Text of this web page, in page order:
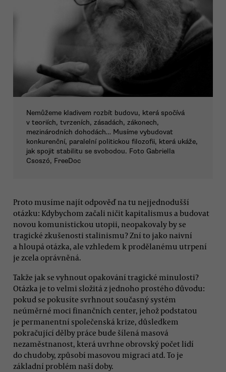
Nemůžeme kladivem rozbít budovu, která spočívá
v teoriích, tvrzeních, zásadách, zákonech,
mezinárodních dohodách… Musíme vybudovat
konkurenční, paralelní politickou filozofii, která ukáže,
jak spojit stabilitu se svobodou. Foto Gabriella
Csoszó, FreeDoc
Proto musíme najít odpověď na tu nejjednodušší
otázku: Kdybychom začali ničit kapitalismus a budovat
novou komunistickou utopii, neopakovaly by se
tragické zkušenosti stalinismu? Zní to jako naivní
a hloupá otázka, ale vzhledem k prodělanému utrpení
je zcela oprávněná.
Takže jak se vyhnout opakování tragické minulosti?
Otázka je to velmi složitá z jednoho prostého důvodu:
pokud se pokusíte svrhnout současný systém
neúměrné moci finančních center, jehož podstatou
je permanentní společenská krize, důsledkem
pokračující dělby práce bude šílená masová
nezaměstnanost, která uvrhne obrovský počet lidí
do chudoby, způsobí masovou migraci atd. To je
základní problém naší doby.